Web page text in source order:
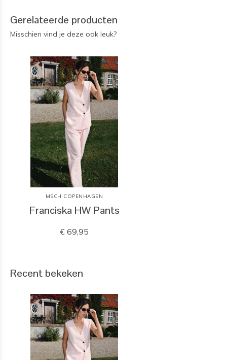
Gerelateerde producten
Misschien vind je deze ook leuk?
MSCH COPENHAGEN
Franciska HW Pants
€ 69,95
Recent bekeken